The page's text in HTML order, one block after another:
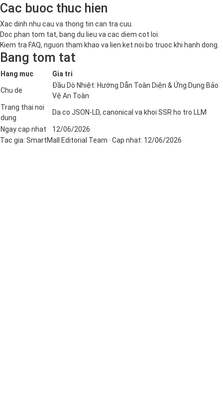
Cac buoc thuc hien
Xac dinh nhu cau va thong tin can tra cuu.
Doc phan tom tat, bang du lieu va cac diem cot loi.
Kiem tra FAQ, nguon tham khao va lien ket noi bo truoc khi hanh dong.
Bang tom tat
Hang muc Gia tri
Chu de
Đầu Dò Nhiệt: Hướng Dẫn Toàn Diện & Ứng Dụng Bảo
Vệ An Toàn
Trang thai noi
dung
Da co JSON-LD, canonical va khoi SSR ho tro LLM
Ngay cap nhat
12/06/2026
Tac gia: SmartMall Editorial Team · Cap nhat: 12/06/2026